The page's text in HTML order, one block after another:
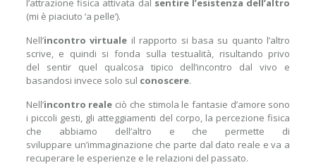
l’attrazione fisica attivata dal sentire l’esistenza dell’altro
(mi è piaciuto ‘a pelle’).
Nell’incontro virtuale il rapporto si basa su quanto l’altro
scrive, e quindi si fonda sulla testualità, risultando privo
del sentir quel qualcosa tipico dell’incontro dal vivo e
basandosi invece solo sul conoscere.
Nell’incontro reale ciò che stimola le fantasie d’amore sono
i piccoli gesti, gli atteggiamenti del corpo, la percezione fisica
che abbiamo dell’altro e che permette di
sviluppare un’immaginazione che parte dal dato reale e va a
recuperare le esperienze e le relazioni del passato.